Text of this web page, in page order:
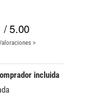
/ 5.00
>
incluida